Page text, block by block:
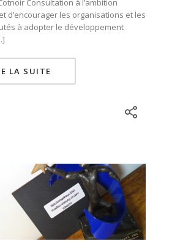
Consultation à l’ambition
d’encourager les organisations et les
à adopter le développement
LA SUITE